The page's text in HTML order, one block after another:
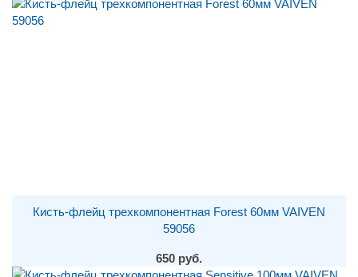
Кисть-флейц трехкомпонентная Forest 60мм VAIVEN
59056
650 руб.